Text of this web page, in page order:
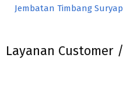
Jembatan Timbang
Layanan Customer